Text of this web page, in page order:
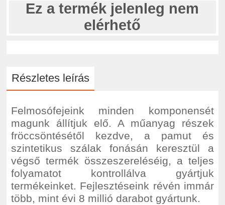
Ez a termék jelenleg nem
elérhető
Részletes leírás
Felmosófejeink minden komponensét
magunk állítjuk elő. A műanyag részek
fröccsöntésétől kezdve, a pamut és
szintetikus szálak fonásán keresztül a
végső termék összeszereléséig, a teljes
folyamatot kontrollálva gyártjuk
termékeinket. Fejlesztéseink révén immár
több, mint évi 8 millió darabot gyártunk.